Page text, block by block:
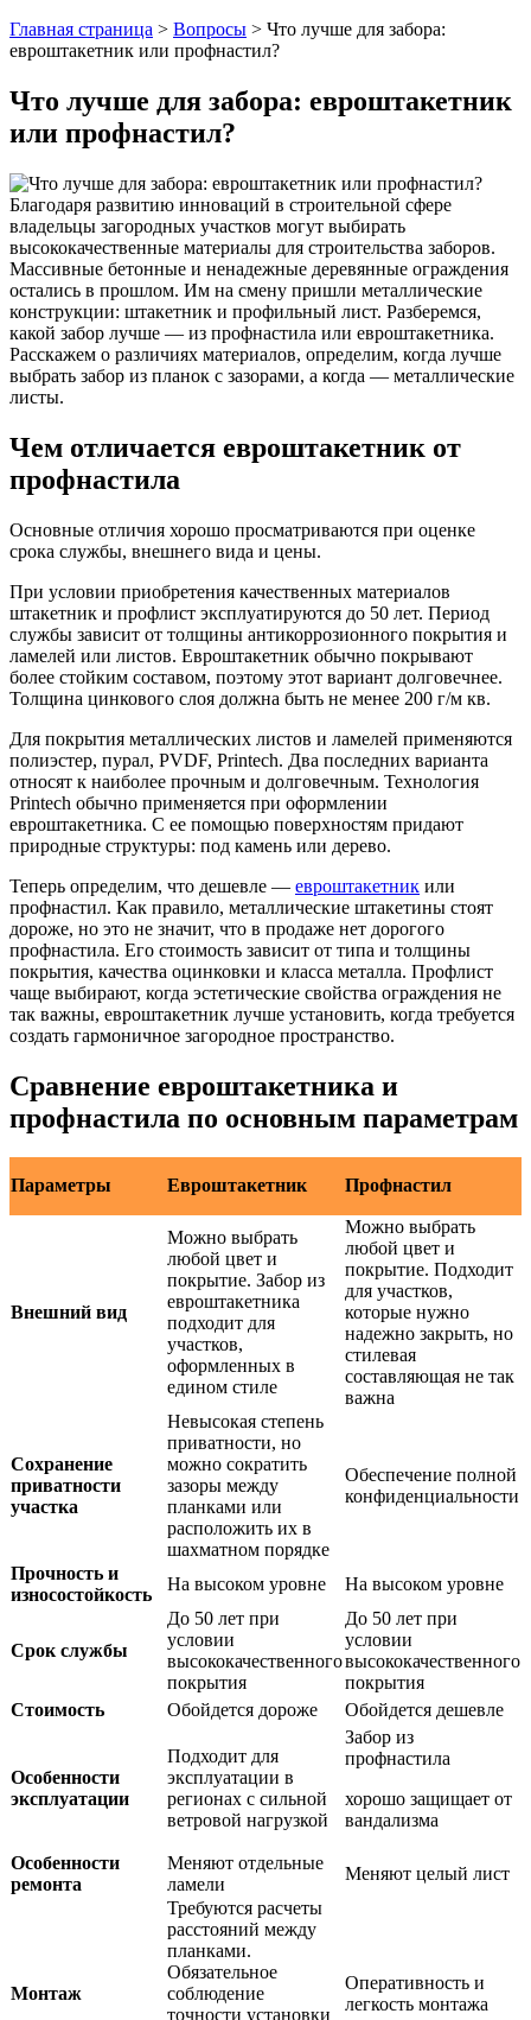
Главная страница > Вопросы > Что лучше для забора:
евроштакетник или профнастил?
Что лучше для забора: евроштакетник
или профнастил?
Благодаря развитию инноваций в строительной сфере
владельцы загородных участков могут выбирать
высококачественные материалы для строительства заборов.
Массивные бетонные и ненадежные деревянные ограждения
остались в прошлом. Им на смену пришли металлические
конструкции: штакетник и профильный лист. Разберемся,
какой забор лучше — из профнастила или евроштакетника.
Расскажем о различиях материалов, определим, когда лучше
выбрать забор из планок с зазорами, а когда — металлические
листы.
Чем отличается евроштакетник от
профнастила
Основные отличия хорошо просматриваются при оценке
срока службы, внешнего вида и цены.
При условии приобретения качественных материалов
штакетник и профлист эксплуатируются до 50 лет. Период
службы зависит от толщины антикоррозионного покрытия и
ламелей или листов. Евроштакетник обычно покрывают
более стойким составом, поэтому этот вариант долговечнее.
Толщина цинкового слоя должна быть не менее 200 г/м кв.
Для покрытия металлических листов и ламелей применяются
полиэстер, пурал, PVDF, Printech. Два последних варианта
относят к наиболее прочным и долговечным. Технология
Printech обычно применяется при оформлении
евроштакетника. С ее помощью поверхностям придают
природные структуры: под камень или дерево.
Теперь определим, что дешевле — евроштакетник или
профнастил. Как правило, металлические штакетины стоят
дороже, но это не значит, что в продаже нет дорогого
профнастила. Его стоимость зависит от типа и толщины
покрытия, качества оцинковки и класса металла. Профлист
чаще выбирают, когда эстетические свойства ограждения не
так важны, евроштакетник лучше установить, когда требуется
создать гармоничное загородное пространство.
Сравнение евроштакетника и
профнастила по основным параметрам
Параметры Евроштакетник Профнастил
Внешний вид
Можно выбрать
любой цвет и
покрытие. Забор из
евроштакетника
подходит для
участков,
оформленных в
едином стиле
Можно выбрать
любой цвет и
покрытие. Подходит
для участков,
которые нужно
надежно закрыть, но
стилевая
составляющая не так
важна
Сохранение
приватности
участка
Невысокая степень
приватности, но
можно сократить
зазоры между
планками или
расположить их в
шахматном порядке
Обеспечение полной
конфиденциальности
Прочность и
износостойкость
На высоком уровне На высоком уровне
Срок службы
До 50 лет при
условии
высококачественного
покрытия
До 50 лет при
условии
высококачественного
покрытия
Стоимость
Обойдется дороже Обойдется дешевле
Особенности
эксплуатации
Подходит для
эксплуатации в
регионах с сильной
ветровой нагрузкой
Забор из
профнастила
хорошо защищает от
вандализма
Особенности
ремонта
Меняют отдельные
ламели
Меняют целый лист
Монтаж
Требуются расчеты
расстояний между
планками.
Обязательное
соблюдение
точности установки
Оперативность и
легкость монтажа